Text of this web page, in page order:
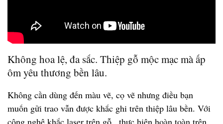
Không hoa lệ, đa sắc. Thiệp gỗ mộc mạc mà ấp
ôm yêu thương bền lâu.
Không cần dùng đến màu vẽ, cọ vẽ nhưng điều bạn
muốn gửi trao vẫn được khắc ghi trên thiệp lâu bền. Với